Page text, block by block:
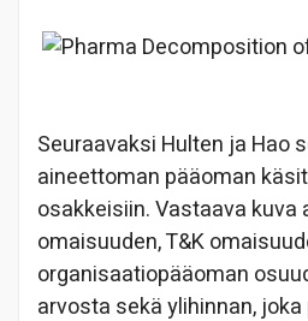
Seuraavaksi Hulten ja Hao
aineettoman pääoman
osakkeisiin. Vastaava
omaisuuden, T&K
organisaatiopääoman
arvosta sekä ylihinnan,